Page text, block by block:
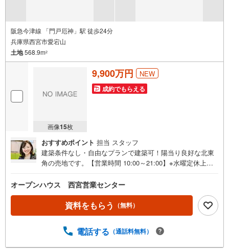
阪急今津線 「門戸厄神」駅 徒歩24分
兵庫県西宮市愛宕山
土地568.9m2
画像15枚
9,900万円 NEW
成約でもらえる
おすすめポイント 担当 スタッフ
建築条件なし・自由なプランで建築可！陽当り良好な北東
角の売地です。【営業時間 10:00～21:00】※水曜定休上記
にご連絡ください！現地を見学される場合は「室内・現地
を見学する（無料）」ボタンよりご希望の日時をご記入い
ただけますとスムーズにご案内が可能です。◎現地のご案
内について・平日や夜遅い時間帯もご案内が可能 ※定休日
たします。・車でご自宅や最寄り駅等、ご指定の場所まで
オープンハウス 西宮営業センター
資料をもらう （無料）
電話する （通話料無料）